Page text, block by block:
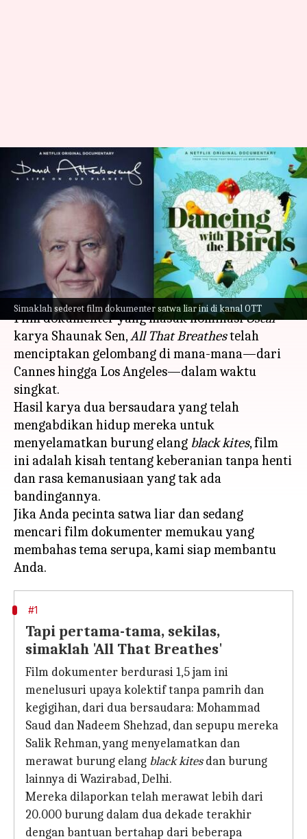
Simaklah sederet film dokumenter satwa liar ini di kanal OTT
Anda menyukai 'All That
Breathes'? Sederet film
dokumenter pilihan berbasis
alam liar di kanal OTT
menulis Handoko Mar 27, 2023 10:53 am
Apa ceritanya
Film dokumenter yang masuk nominasiOscar
karya Shaunak Sen,All That Breathestelah
menciptakan gelombang di mana-mana—dari
Cannes hingga Los Angeles—dalam waktu
singkat.
Hasil karya dua bersaudara yang telah
mengabdikan hidup mereka untuk
menyelamatkan burung elang black kites, film
ini adalah kisah tentang keberanian tanpa henti
dan rasa kemanusiaan yang tak ada
bandingannya.
Jika Anda pecinta satwa liar dan sedang
mencari film dokumenter memukau yang
membahas tema serupa, kami siap membantu
#1
Tapi pertama-tama, sekilas,
simaklah 'All That Breathes'
Film dokumenter berdurasi 1,5 jam ini
menelusuri upaya kolektif tanpa pamrih dan
kegigihan, dari dua bersaudara: Mohammad
Saud dan Nadeem Shehzad, dan sepupu mereka
Salik Rehman, yang menyelamatkan dan
merawat burung elang black kitesdan burung
lainnya di Wazirabad, Delhi.
Mereka dilaporkan telah merawat lebih dari
20.000 burung dalam dua dekade terakhir
dengan bantuan bertahap dari beberapa